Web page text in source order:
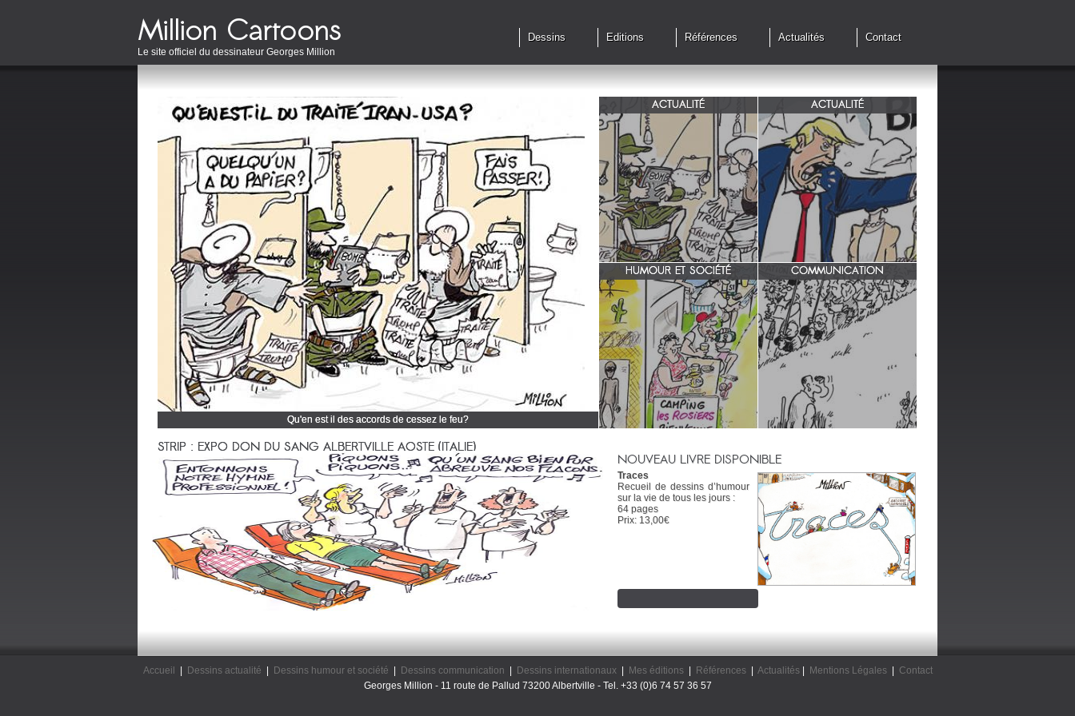
Le site officiel du dessinateur Georges Million
Dessins Editions Références Actualités Contact
Qu'en est il des accords de cessez le feu?
Cliquez et découvrez tous mes dessins d'actualité
ACTUALITÉ
Qu'en est il des accords de cessez
le feu?
ACTUALITÉ
G7 à Evian, Trump, une fois de
plus ,s'en prend aux européens.
HUMOUR ET SOCIÉTÉ
zone 51
COMMUNICATION
INRA/ Rotation des terres.
STRIP : EXPO DON DU SANG ALBERTVILLE AOSTE (ITALIE)
NOUVEAU LIVRE DISPONIBLE
Traces
Recueil de dessins d’humour
sur la vie de tous les jours :
64 pages
Prix: 13,00€
Accueil Dessins actualité Dessins humour et société Dessins communication Dessins internationaux| Mes éditions| Références| Actualités| Mentions Légales|
Contact
Georges Million - 11 route de Pallud 73200 Albertville - Tel. +33 (0)6 74 57 36 57